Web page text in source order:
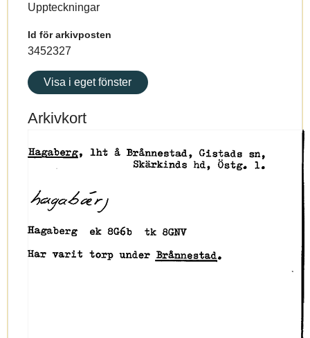
Uppteckningar
Id för arkivposten
3452327
Visa i eget fönster
Arkivkort